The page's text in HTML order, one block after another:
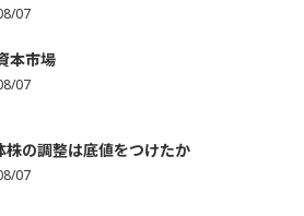
07
本市場
07
株の調整は底値をつけたか
07